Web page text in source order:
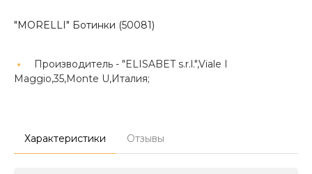
"MORELLI" Ботинки (50081)
Производитель - "ELISABET s.r.l.",Viale I
Maggio,35,Monte U,Италия;
Характеристики Отзывы